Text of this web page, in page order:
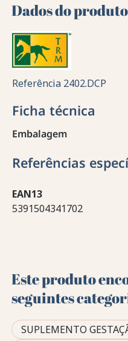
Dados do produto
Referência 2402.DCP
Ficha técnica
Embalagem
Referências
EAN13
5391504341702
Este produto
seguintes
SUPLEMENTO